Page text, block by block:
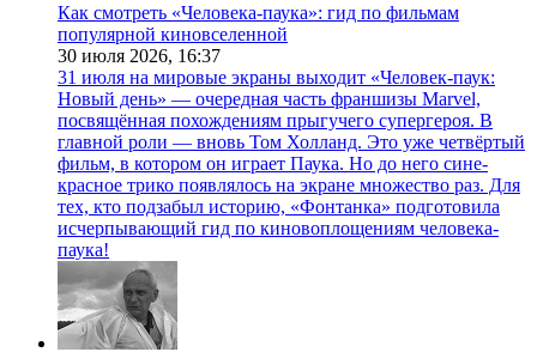
Как смотреть «Человека-паука»: гид по фильмам
популярной киновселенной
30 июля 2026, 16:37
31 июля на мировые экраны выходит «Человек-паук:
Новый день» — очередная часть франшизы Marvel,
посвящённая похождениям прыгучего супергероя. В
главной роли — вновь Том Холланд. Это уже четвёртый
фильм, в котором он играет Паука. Но до него сине-
красное трико появлялось на экране множество раз. Для
тех, кто подзабыл историю, «Фонтанка» подготовила
исчерпывающий гид по киновоплощениям человека-
паука!